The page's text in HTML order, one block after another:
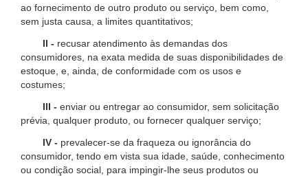
ao fornecimento de outro produto ou serviço, bem como,
sem justa causa, a limites quantitativos;
II - recusar atendimento às demandas dos
consumidores, na exata medida de suas disponibilidades de
estoque, e, ainda, de conformidade com os usos e
costumes;
III - enviar ou entregar ao consumidor, sem solicitação
prévia, qualquer produto, ou fornecer qualquer serviço;
IV - prevalecer-se da fraqueza ou ignorância do
consumidor, tendo em vista sua idade, saúde, conhecimento
ou condição social, para impingir-lhe seus produtos ou